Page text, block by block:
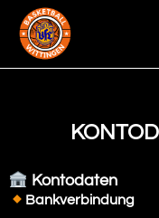
Kontodaten
Bankverbindung